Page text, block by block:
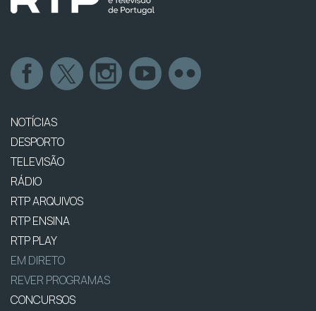
NOTÍCIAS
DESPORTO
TELEVISÃO
RÁDIO
RTP ARQUIVOS
RTP ENSINA
RTP PLAY
EM DIRETO
REVER PROGRAMAS
CONCURSOS